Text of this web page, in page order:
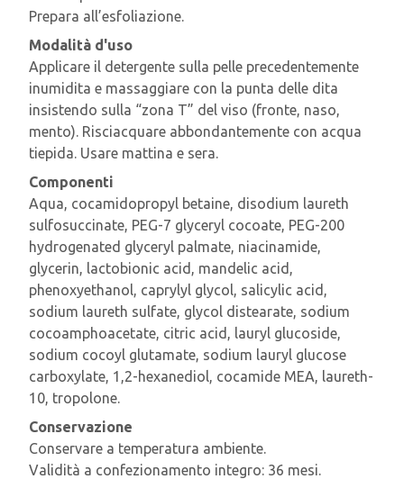
Prepara all’esfoliazione.
Modalità d'uso
Applicare il detergente sulla pelle precedentemente
inumidita e massaggiare con la punta delle dita
insistendo sulla “zona T” del viso (fronte, naso,
mento). Risciacquare abbondantemente con acqua
tiepida. Usare mattina e sera.
Componenti
Aqua, cocamidopropyl betaine, disodium laureth
sulfosuccinate, PEG-7 glyceryl cocoate, PEG-200
hydrogenated glyceryl palmate, niacinamide,
glycerin, lactobionic acid, mandelic acid,
phenoxyethanol, caprylyl glycol, salicylic acid,
sodium laureth sulfate, glycol distearate, sodium
cocoamphoacetate, citric acid, lauryl glucoside,
sodium cocoyl glutamate, sodium lauryl glucose
carboxylate, 1,2-hexanediol, cocamide MEA, laureth-
10, tropolone.
Conservazione
Conservare a temperatura ambiente.
Validità a confezionamento integro: 36 mesi.